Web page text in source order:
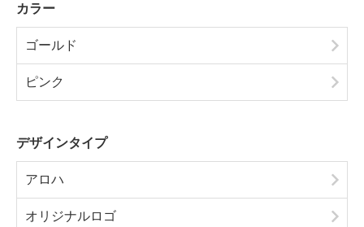
カラー
ゴールド
ピンク
デザインタイプ
アロハ
オリジナルロゴ